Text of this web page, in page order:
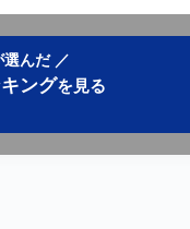
んだ ／
ングを見る